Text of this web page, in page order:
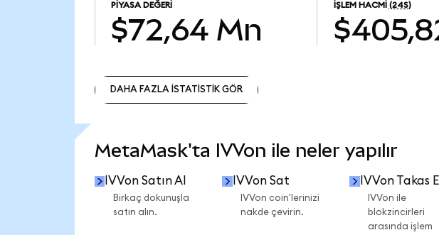
PIYASA DEĞERI
$72,64 Mn
İŞLEM HACMI (24S)
DAHA FAZLA İSTATİSTİK GÖR
MetaMask'ta IVVon ile neler yapılır
IVVon Satın Al
Birkaç dokunuşla
satın alın.
IVVon Sat
IVVon coin'lerinizi
nakde çevirin.
IVVon Takas
IVVon ile
blokzincirleri
arasında işlem